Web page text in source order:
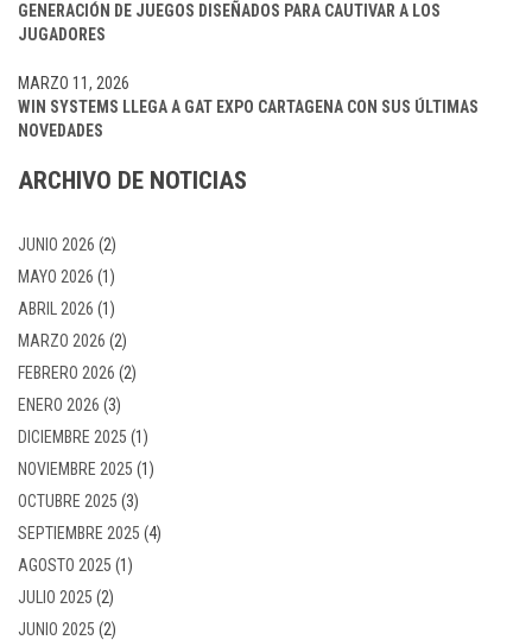
GENERACIÓN DE JUEGOS DISEÑADOS PARA CAUTIVAR A LOS
JUGADORES
WIN SYSTEMS LLEGA A GAT EXPO CARTAGENA CON SUS ÚLTIMAS
NOVEDADES
MARZO 11, 2026
ARCHIVO DE NOTICIAS
JUNIO 2026 (2)
MAYO 2026 (1)
ABRIL 2026 (1)
MARZO 2026 (2)
FEBRERO 2026 (2)
ENERO 2026 (3)
DICIEMBRE 2025 (1)
NOVIEMBRE 2025 (1)
OCTUBRE 2025 (3)
SEPTIEMBRE 2025 (4)
AGOSTO 2025 (1)
JULIO 2025 (2)
JUNIO 2025 (2)